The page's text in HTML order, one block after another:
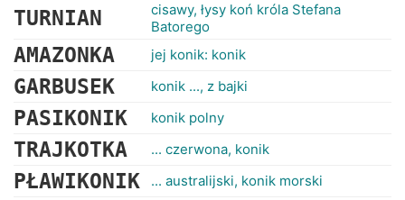
TURNIAN
cisawy, łysy koń króla Stefana
Batorego
AMAZONKA jej konik: konik
GARBUSEK konik ..., z bajki
PASIKONIK konik polny
TRAJKOTKA ... czerwona, konik
PŁAWIKONIK ... australijski, konik morski